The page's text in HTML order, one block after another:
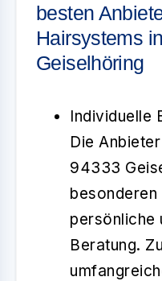
besten
Hairsystems
Geiselhöring
Individuelle
Die
94333
persönliche
Beratung.